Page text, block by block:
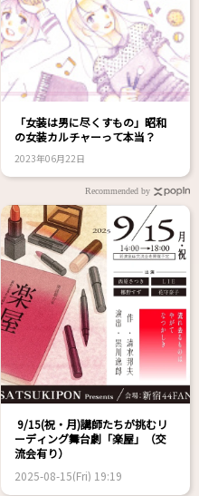
「女装は男に尽くすもの」昭和
の女装カルチャーって本当？
2023年06月22日
Recommended by
9/15(祝・月)講師たちが挑むリ
ーディング舞台劇「楽屋」（交
流会有り）
2025-08-15(Fri) 19:19